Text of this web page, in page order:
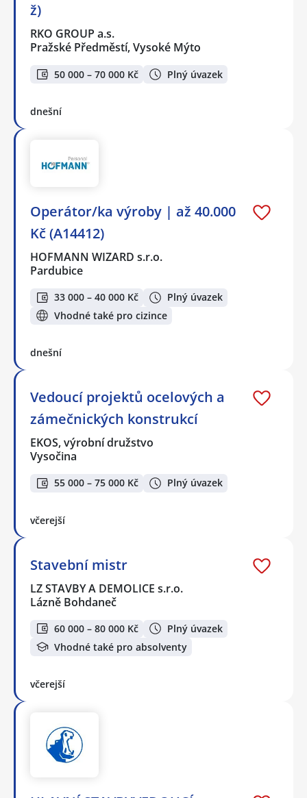
ž)
RKO GROUP a.s.
Pražské Předměstí, Vysoké Mýto
50 000 – 70 000 Kč Plný úvazek
dnešní
Operátor/ka výroby | až 40.000
Kč (A14412)
HOFMANN WIZARD s.r.o.
Pardubice
33 000 – 40 000 Kč
Plný úvazek
Vhodné také pro cizince
dnešní
Vedoucí projektů ocelových a
zámečnických konstrukcí
EKOS, výrobní družstvo
Vysočina
55 000 – 75 000 Kč Plný úvazek
včerejší
Stavební mistr
LZ STAVBY A DEMOLICE s.r.o.
Lázně Bohdaneč
60 000 – 80 000 Kč
Plný úvazek
Vhodné také pro absolventy
včerejší